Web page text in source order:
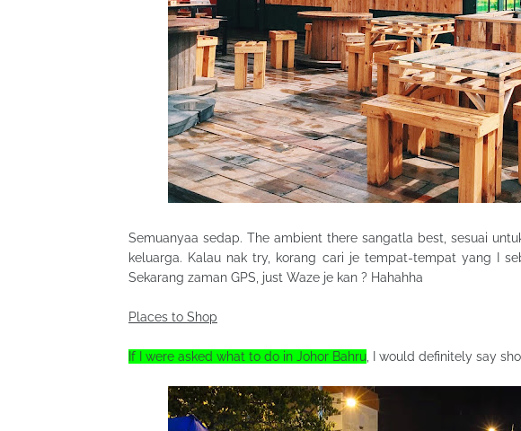
Semuanyaa sedap. The ambient there sangatla best, sesuai
keluarga. Kalau nak try, korang cari je tempat-tempat yang I
Sekarang zaman GPS, just Waze je kan ? Hahahha
Places to Shop
If I were asked what to do in Johor Bahru , I would definitely say